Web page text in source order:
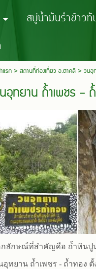
สบู่น้ำมันรำข้าว
แรก> สถานที่ท่องเที่ยว อ.ตาคลี> วนอุ
อุทยาน ถ้ำเพชร -
กลักษณ์ที่สำคัญคือ ถ้ำหินปู
อุทยาน ถ้ำเพชร - ถ้ำทอง